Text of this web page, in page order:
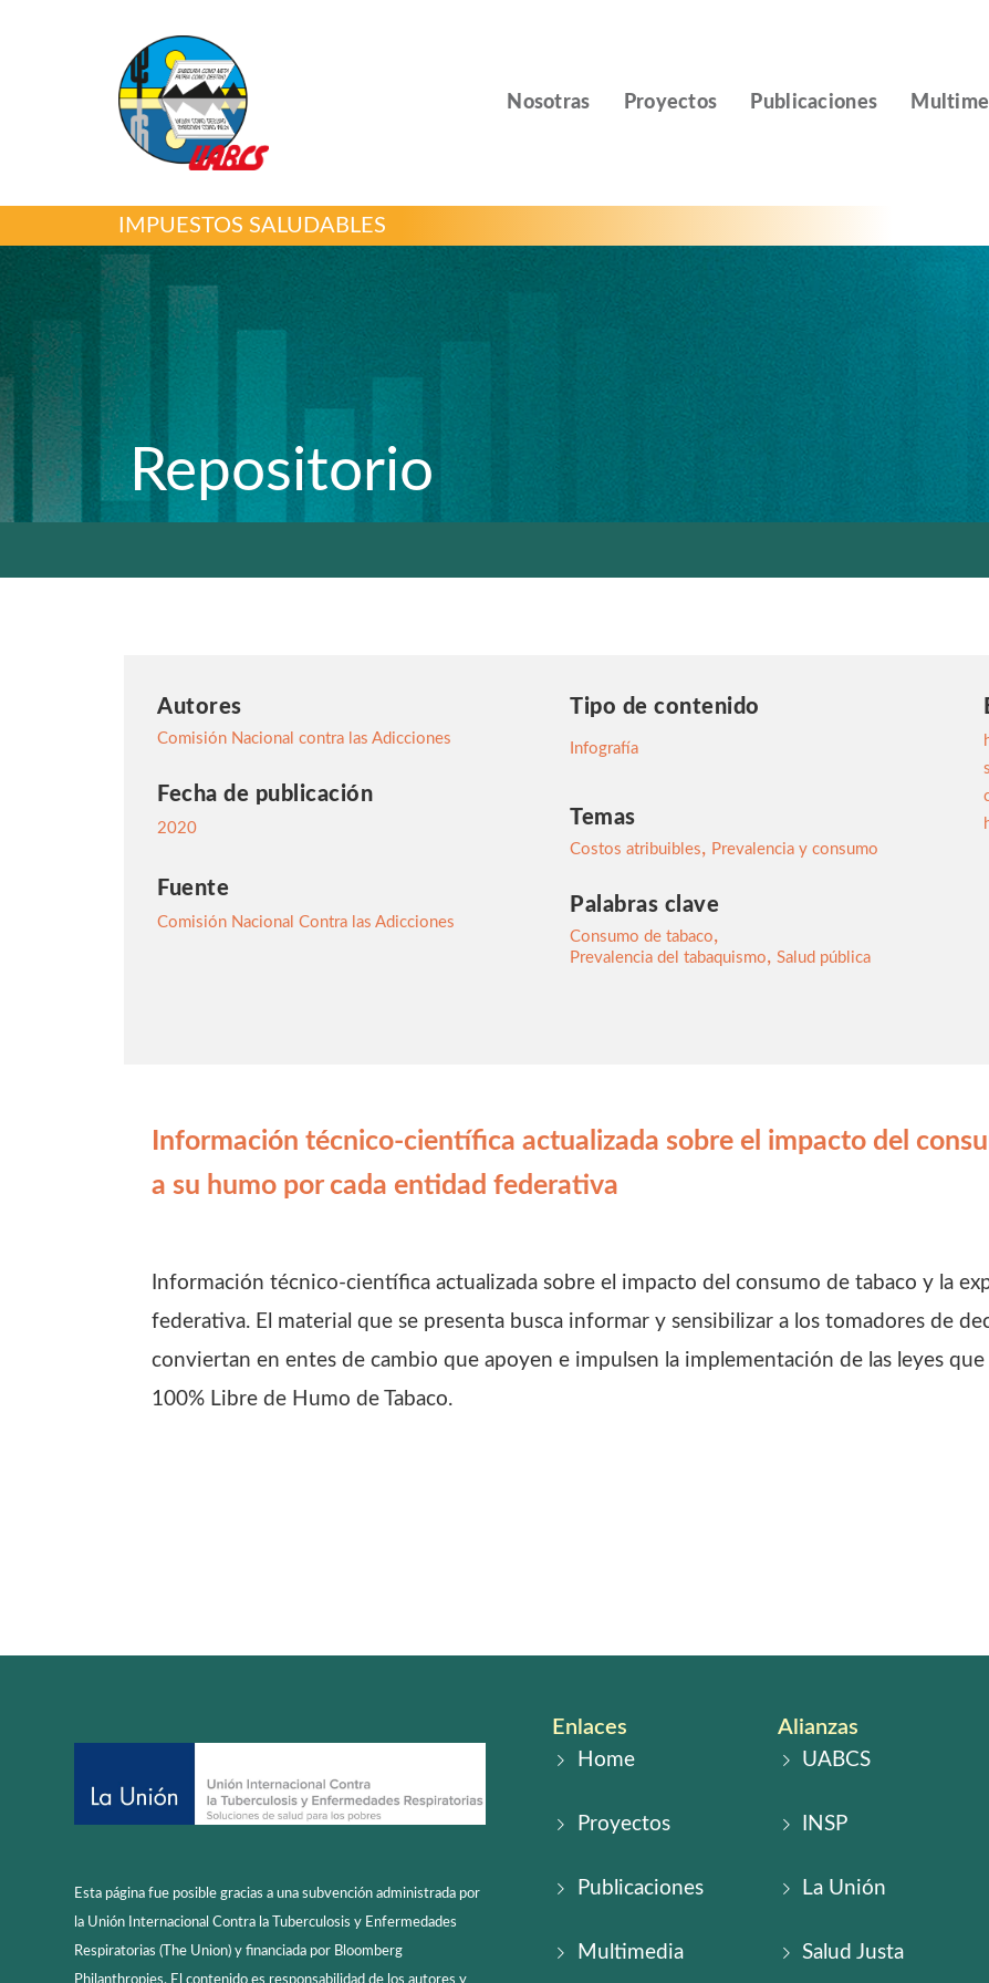
Nosotras Proyectos Publicaciones
IMPUESTOS SALUDABLES
Repositorio
Autores
Comisión Nacional contra las Adicciones
Fecha de publicación
2020
Fuente
Comisión Nacional Contra las Adicciones
Tipo de contenido
Infografía
Temas
Costos atribuibles, Prevalencia y consumo
Palabras clave
Consumo de tabaco,
Prevalencia del tabaquismo, Salud pública
Información técnico-científica actualizada sobre el impacto del
a su humo por cada entidad federativa
Información técnico-científica actualizada sobre el impacto del consumo de tabaco y la
federativa. El material que se presenta busca informar y sensibilizar a los tomadores de
conviertan en entes de cambio que apoyen e impulsen la implementación de las leyes que
100% Libre de Humo de Tabaco.
Esta página fue posible gracias a una subvención administrada por
la Unión Internacional Contra la Tuberculosis y Enfermedades
Respiratorias (The Union) y financiada por Bloomberg
Enlaces
Home
Proyectos
Publicaciones
Multimedia
Alianzas
UABCS
INSP
La Unión
Salud Justa